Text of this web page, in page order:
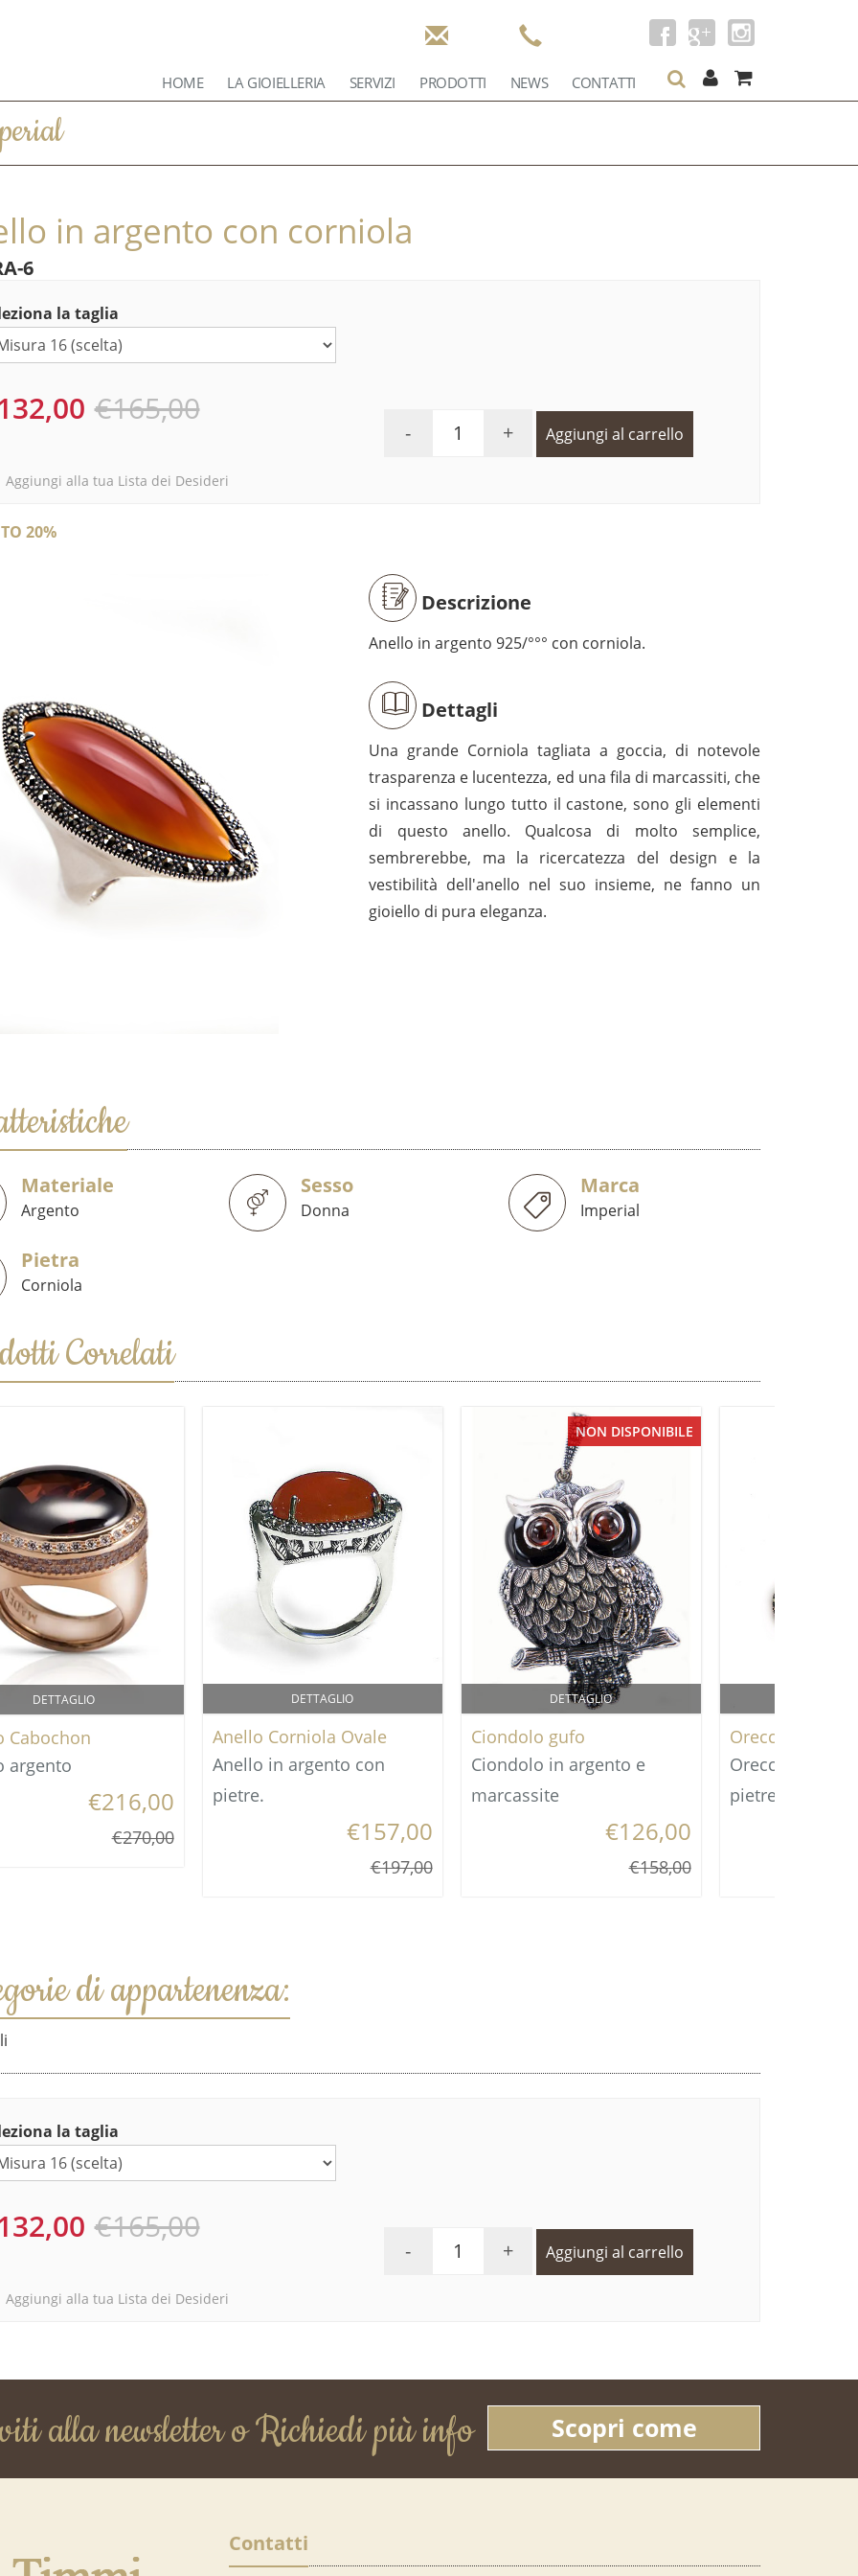
HOME LA GIOIELLERIA SERVIZI PRODOTTI NEWS CONTATTI
in argento con corniola
6
la taglia
€165,00
- + Aggiungi al carrello
Aggiungi alla tua Lista dei Desideri
20%
Descrizione
Anello in argento 925/°°° con corniola.
Dettagli
Una grande Corniola tagliata a goccia, di notevole
trasparenza e lucentezza, ed una fila di marcassiti, che
si incassano lungo tutto il castone, sono gli elementi
di questo anello. Qualcosa di molto semplice,
sembrerebbe, ma la ricercatezza del design e la
vestibilità dell'anello nel suo insieme, ne fanno un
gioiello di pura eleganza.
Materiale
Argento
Sesso
Donna
Marca
Imperial
Pietra
Corniola
Correlati
DETTAGLIO
Cabochon
argento
€216,00
€270,00
DETTAGLIO
Anello Corniola Ovale
Anello in argento con
pietre.
€157,00
€197,00
DETTAGLIO
NON DISPONIBILE
Ciondolo gufo
Ciondolo in argento e
marcassite
€126,00
€158,00
Orecchini
Orecchini in
pietre.
di appartenenza:
la taglia
€165,00
- + Aggiungi al carrello
Aggiungi alla tua Lista dei Desideri
alla newsletter o Richiedi più info Scopri come
Contatti